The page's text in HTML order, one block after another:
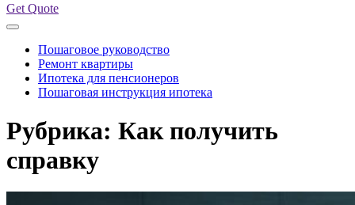
Get Quote
Пошаговое руководство
Ремонт квартиры
Ипотека для пенсионеров
Пошаговая инструкция ипотека
Рубрика: Как получить
справку